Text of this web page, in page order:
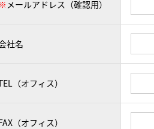
※ メールアドレス（確認用）
社名
（オフィス）
（オフィス）